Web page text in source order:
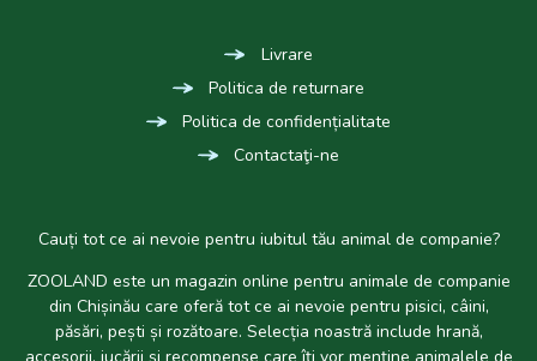
Livrare
Politica de returnare
Politica de confidențialitate
Contactaţi-ne
Cauți tot ce ai nevoie pentru iubitul tău animal de companie?
ZOOLAND este un magazin online pentru animale de companie
din Chișinău care oferă tot ce ai nevoie pentru pisici, câini,
păsări, pești și rozătoare. Selecția noastră include hrană,